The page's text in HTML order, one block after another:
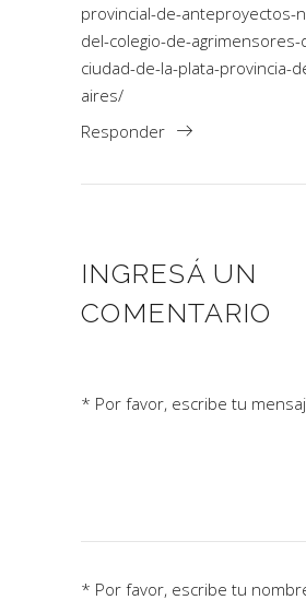
provincial-de-anteproyectos-
del-colegio-de-
ciudad-de-la-plata-provincia-
aires/
Responder
INGRESÁ UN
COMENTARIO